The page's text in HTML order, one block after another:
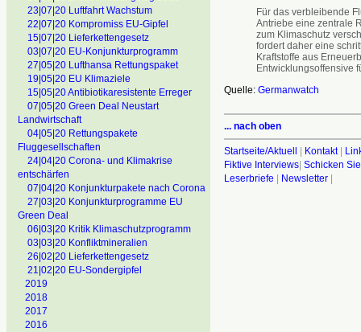
23|07|20 Luftfahrt Wachstum
22|07|20 Kompromiss EU-Gipfel
15|07|20 Lieferkettengesetz
03|07|20 EU-Konjunkturprogramm
27|05|20 Lufthansa Rettungspaket
19|05|20 EU Klimaziele
15|05|20 Antibiotikaresistente Erreger
07|05|20 Green Deal Neustart
Landwirtschaft
04|05|20 Rettungspakete
Fluggesellschaften
24|04|20 Corona- und Klimakrise
entschärfen
07|04|20 Konjunkturpakete nach Corona
27|03|20 Konjunkturprogramme EU
Green Deal
06|03|20 Kritik Klimaschutzprogramm
03|03|20 Konfliktmineralien
26|02|20 Lieferkettengesetz
21|02|20 EU-Sondergipfel
2019
2018
2017
2016
Für das verbleibende
Antriebe eine zentrale
zum Klimaschutz
fordert daher eine
Kraftstoffe aus
Entwicklungsoffensive
Quelle: Germanwatch
... nach oben
Startseite/Aktuell | Kontakt|
Fiktive Interviews| Schicken
Leserbriefe | Newsletter|